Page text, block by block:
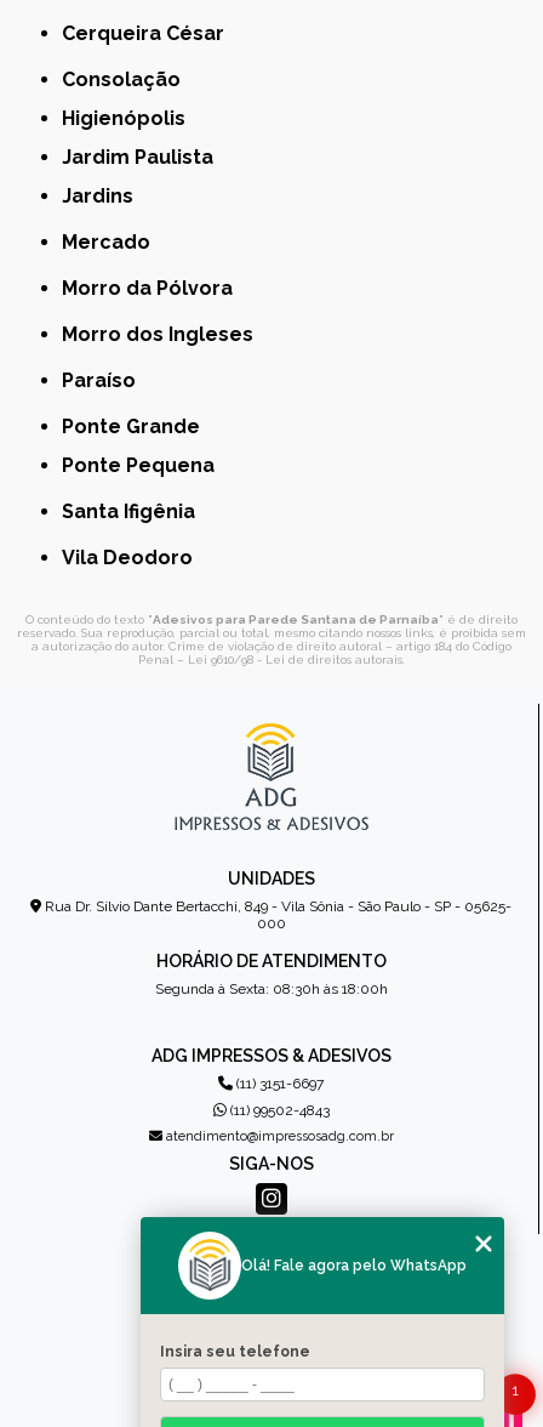
Cerqueira César
Consolação
Higienópolis
Jardim Paulista
Jardins
Mercado
Morro da Pólvora
Morro dos Ingleses
Paraíso
Ponte Grande
Ponte Pequena
Santa Ifigênia
Vila Deodoro
O conteúdo do texto "Adesivos para Parede Santana de Parnaíba" é de direito
reservado. Sua reprodução, parcial ou total, mesmo citando nossos links, é proibida sem
a autorização do autor. Crime de violação de direito autoral – artigo 184 do Código
Penal – Lei 9610/98 - Lei de direitos autorais
UNIDADES
Rua Dr. Sílvio Dante Bertacchi, 849 - Vila Sônia - São Paulo - SP - 05625-
000
HORÁRIO DE ATENDIMENTO
Segunda à Sexta: 08:30h às 18:00h
ADG IMPRESSOS & ADESIVOS
(11) 3151-6697
(11) 99502-4843
atendimento@impressosadg.com.br
SIGA-NOS
MENU
QUEM SOMOS
PRODUTOS
CONTATO
CATEGORIAS
MAPA DO SITE
1
Olá! Fale agora pelo WhatsApp
Insira seu telefone